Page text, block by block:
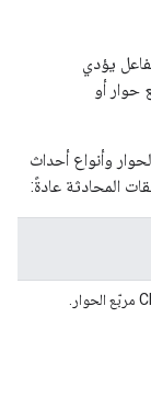
يؤدي
حوار أو
وأنواع أحداث
المحادثة عادةً: